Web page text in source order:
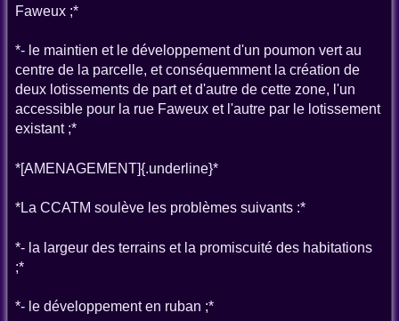
Faweux ;*
*- le maintien et le développement d'un poumon vert au
centre de la parcelle, et conséquemment la création de
deux lotissements de part et d'autre de cette zone, l'un
accessible pour la rue Faweux et l'autre par le lotissement
existant ;*
*[AMENAGEMENT]{.underline}*
*La CCATM soulève les problèmes suivants :*
*- la largeur des terrains et la promiscuité des habitations
;*
*- le développement en ruban ;*